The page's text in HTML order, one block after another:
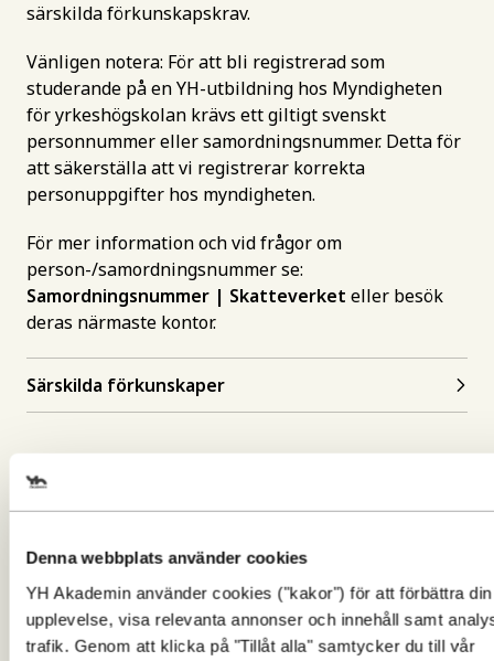
Denna webbplats använder cookies
YH Akademin använder cookies ("kakor") för att förbättra din
upplevelse, visa relevanta annonser och innehåll samt
trafik. Genom att klicka på "Tillåt alla" samtycker du till vår
särskilda förkunskapskrav.
Vänligen notera: För att bli registrerad som
studerande på en YH-utbildning hos Myndigheten
för yrkeshögskolan krävs ett giltigt svenskt
personnummer eller samordningsnummer. Detta för
att säkerställa att vi registrerar korrekta
personuppgifter hos myndigheten.
För mer information och vid frågor om
person-/samordningsnummer se:
Samordningsnummer | Skatteverket eller besök
deras närmaste kontor.
Särskilda förkunskaper
Ingen fara! Det finns olika sätt att nå upp till
behörighetskraven och gå utbildningen.
Gör en intresseanmälan för att
mer information om den här